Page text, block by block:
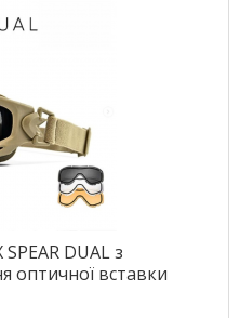
DUAL з
оптичної вставки